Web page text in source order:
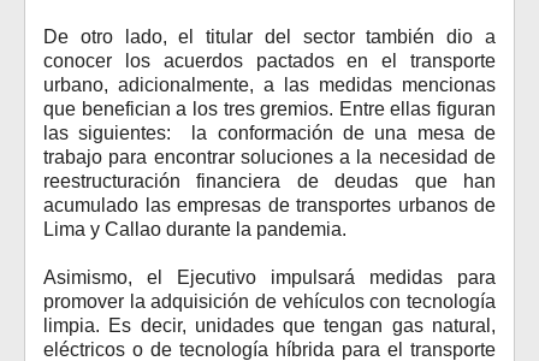
De otro lado, el titular del sector también dio a
conocer los acuerdos pactados en el transporte
urbano, adicionalmente, a las medidas mencionas
que benefician a los tres gremios. Entre ellas figuran
las siguientes: la conformación de una mesa de
trabajo para encontrar soluciones a la necesidad de
reestructuración financiera de deudas que han
acumulado las empresas de transportes urbanos de
Lima y Callao durante la pandemia.
Asimismo, el Ejecutivo impulsará medidas para
promover la adquisición de vehículos con tecnología
limpia. Es decir, unidades que tengan gas natural,
eléctricos o de tecnología híbrida para el transporte